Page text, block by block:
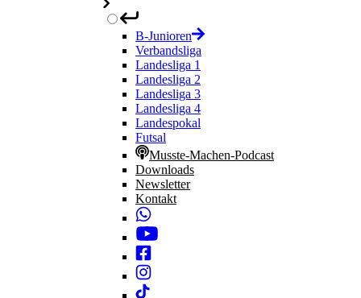
B-Junioren
Verbandsliga
Landesliga 1
Landesliga 2
Landesliga 3
Landesliga 4
Landespokal
Futsal
Musste-Machen-Podcast
Downloads
Newsletter
Kontakt